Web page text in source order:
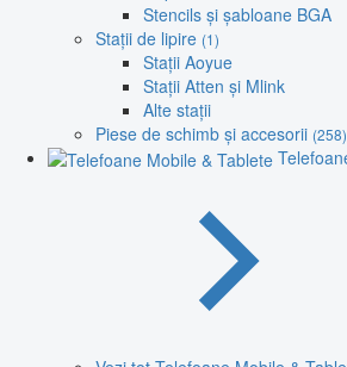
Stencils și șabloane BGA
Stații de lipire (1)
Stații Aoyue
Stații Atten și Mlink
Alte stații
Piese de schimb și accesorii (258)